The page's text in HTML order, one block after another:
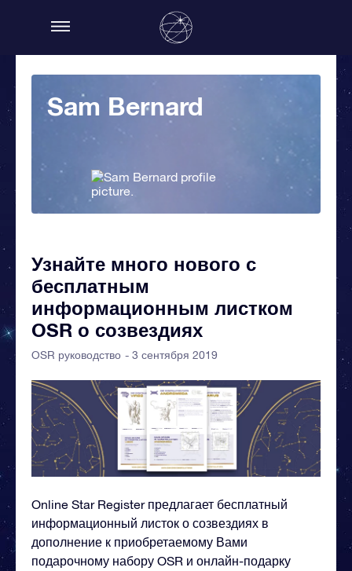
Sam Bernard
Узнайте много нового с
бесплатным
информационным листком
OSR о созвездиях
OSR руководство - 3 сентября 2019
Online Star Register предлагает бесплатный
информационный листок о созвездиях в
дополнение к приобретаемому Вами
подарочному набору OSR и онлайн-подарку